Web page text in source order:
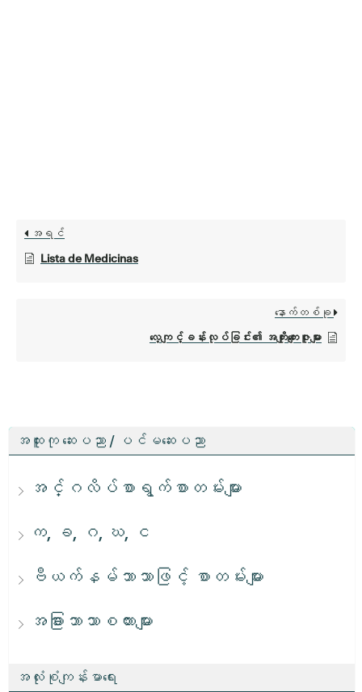
အထူးကု ဆေးပညာ / ပင်မဆေးပညာ
အင်္ဂလိပ်စာရွက်စာတမ်းများ
က, ခ, ဂ, ဃ, င
ဗီယက်နမ်ဘာသာဖြင့် စာတမ်းများ
အခြားဘာသာစကားများ
အလုံးစုံကျန်းမာရေး
အရင်
Lista de Medicinas
နောက်တစ်ခု
လေ့ကျင့်ခန်းလုပ်ခြင်း၏ အကျိုးကျေးဇူးများ